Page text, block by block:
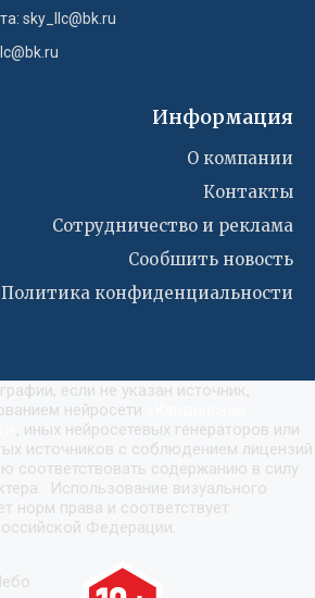
sky_llc@bk.ru
Информация
О компании
Контакты
Сотрудничество и реклама
Сообшить новость
Политика конфиденциальности
если не указан источник,
нейросети
, иных нейросетевых генераторов или
источников с соблюдением лицензий
соответствовать содержанию в силу
Использование визуального
норм права и соответствует
Федерации.